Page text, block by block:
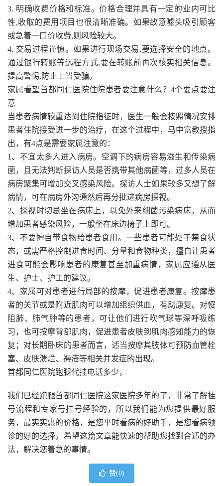
3. 明确收费价格和标准。价格合理并具有一定的业内可比
性,收取的费用项目也很清晰准确。如果故意噱头吸引顾客
或急着一口价收费,则风险较大。
4. 交易过程谨慎。如果进行现场交易,要选择安全的地点。
通过银行转账等远程方式,要在转账前再次核实相关信息。
提高警惕,防止上当受骗。
家属看望首都同仁医院住院患者要注意什么？4个要点要注
意
当患者病情较重达到住院指征时，医生一般会按照情况安排
患者住院接受进一步的治疗，在这个过程中，马中富教授指
出，有4点是需要家属注意的：
1、不宜太多人进入病房。空调下的病房容易滋生和传染病
菌，且无法判断探访人员是否携带其他病菌等，过多人员在
病房聚集可增加交叉感染风险。探访人士如果较多又想了解
病情，可在病房外沟通然后再分批进病房探视。
2、探视时切忌坐在病床上，以免外来细菌污染病床，从而
增加患者感染风险，一般坐在床边椅子上即可。
3、不要擅自带食物给患者食用。一些患者可能处于禁食状
态，或需严格控制进食时间、分量和食物种类，擅自让患者
进食可能会影响患者的康复甚至加重病情，家属应遵从医
生、护士、护工的建议。
4、家属可对患者进行局部的按摩，促进患者康复。按摩患
者的关节或是附近肌肉可以增加组织供血，有助康复。对慢
阻肺、肺气肿等的患者，可让他们进行吹气球等深呼吸练
习，也可按摩背部肌肉，促进患者皮肤到肌肉感知能力的恢
复；对长期卧床的患者而言，适当按摩其肢体可预防血管栓
塞、皮肤溃烂、褥疮等相关并发症的出现。
首都同仁医院跑腿代挂电话多少，
我们已经跑腿首都同仁医院这家医院多年的了，非常了解挂
号流程和专家号挂号经验的，所以我们能为您提供最好服
务，最实实惠的价格，是您平时看病的好助手，是您看病领
诊的好的选择。希望这篇文章能快速的帮助您找到合适的办
法，解决您着急的事情。
赞(0)